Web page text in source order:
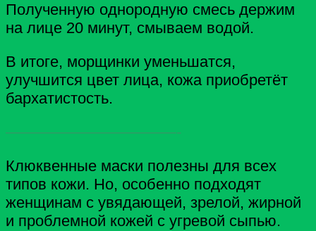
Полученную однородную смесь держим
на лице 20 минут, смываем водой.
В итоге, морщинки уменьшатся,
улучшится цвет лица, кожа приобретёт
бархатистость.
———————————-
Клюквенные маски полезны для всех
типов кожи. Но, особенно подходят
женщинам с увядающей, зрелой, жирной
и проблемной кожей с угревой сыпью.